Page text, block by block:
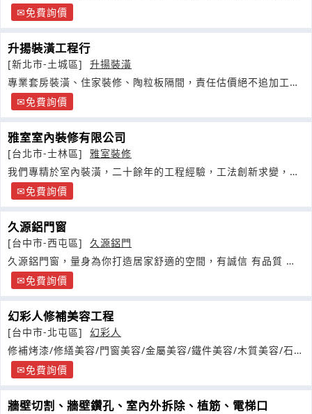
提供商免費詢價
升揚裝潢工程行
[新北市-土城區]
升揚裝潢
專業套房裝潢、住家裝修、陶粒板隔間，責任估價絕不追加工程
款，工程先做再請款業主絕對有保障
免費詢價
雅室室內裝修有限公司
[台北市-士林區]
雅室裝修
我們專精於室內裝潢，二十餘年的工程經驗，工法創新求變，價
格平實免費詢價
久源鋁門窗
[台中市-西屯區]
久源鋁門
久源鋁門窗，量身為你打造居家舒適的空間，有誠信 有品質 服
務到家免費詢價
幻彩人修補美容工程
[台中市-北屯區]
幻彩人
修補烤漆/修繕美容/門窗美容/金屬美容/鐵件美容/木質美容/石材
美容免費詢價
牆壁切割、牆壁鑽孔、室內外拆除、植筋、電梯口